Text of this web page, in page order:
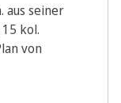
aus seiner
kol.
von